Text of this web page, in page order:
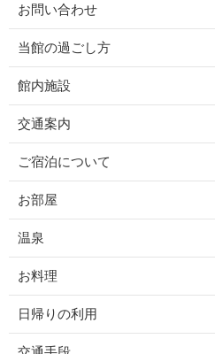
お問い合わせ
当館の過ごし方
館内施設
交通案内
ご宿泊について
お部屋
温泉
お料理
日帰りの利用